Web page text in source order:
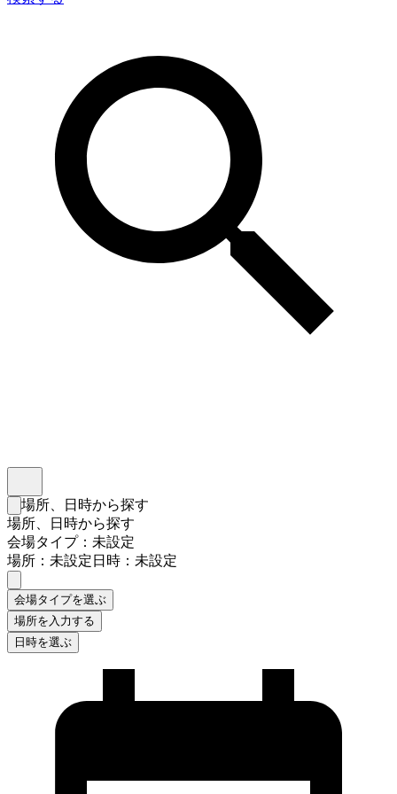
検索フォームを閉じる
場所、日時から探す
場所、日時から探す
会場タイプ：未設定
場所：未設定日時：未設定
会場タイプを選ぶ
場所を入力する
日時を選ぶ